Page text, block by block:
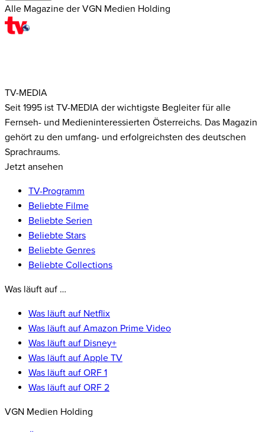
Alle Magazine der VGN Medien Holding
TV-MEDIA
Seit 1995 ist TV-MEDIA der wichtigste Begleiter für alle
Fernseh- und Medieninteressierten Österreichs. Das Magazin
gehört zu den umfang- und erfolgreichsten des deutschen
Sprachraums.
Jetzt ansehen
TV-Programm
Beliebte Filme
Beliebte Serien
Beliebte Stars
Beliebte Genres
Beliebte Collections
Was läuft auf …
Was läuft auf Netflix
Was läuft auf Amazon Prime Video
Was läuft auf Disney+
Was läuft auf Apple TV
Was läuft auf ORF 1
Was läuft auf ORF 2
VGN Medien Holding